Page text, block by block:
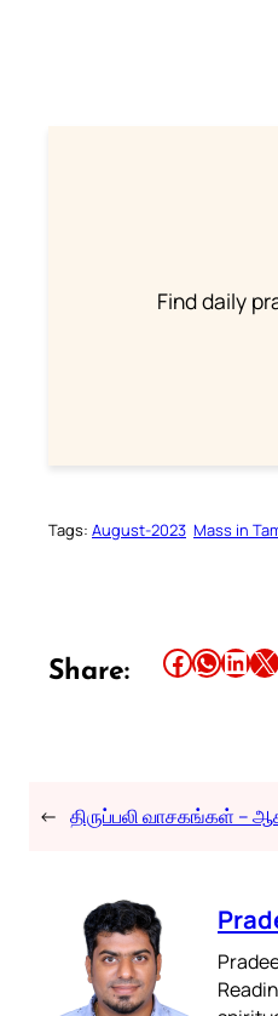
Find daily
Tags: August-2023 Mass in
Share: Share this article on Facebook Share this article on WhatsApp Share this article on LinkedIn Share this article on X
← திருப்பலி வாசகங்கள் –